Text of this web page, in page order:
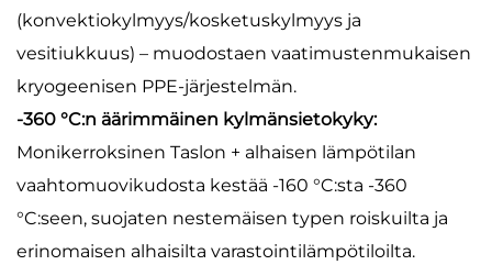
(konvektiokylmyys/kosketuskylmyys ja
vesitiukkuus) – muodostaen vaatimustenmukaisen
kryogeenisen PPE-järjestelmän.
-360 °C:n äärimmäinen kylmänsietokyky:
Monikerroksinen Taslon + alhaisen lämpötilan
vaahtomuovikudosta kestää -160 °C:sta -360
°C:seen, suojaten nestemäisen typen roiskuilta ja
erinomaisen alhaisilta varastointilämpötiloilta.